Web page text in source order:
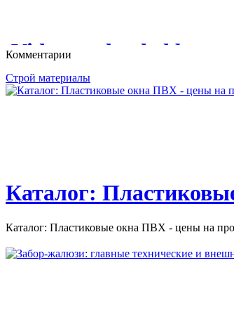
КАК ПОСТРОИТЬ БАНЮ И САУНУ:
ОТДЕЛКИ БАНИ И САУНЫ;...
Videos uploaded by
балконов и лоджий”
Комментарии
Строй материалы
Каталог:
Каталог: Пластиковые окна ПВХ - цены на